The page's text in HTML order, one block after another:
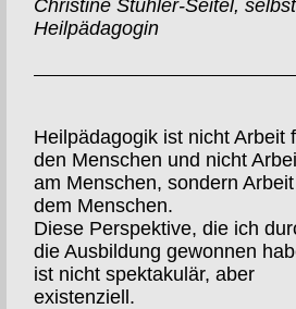
Christine Stuhler-Seitel,
Heilpädagogin
Heilpädagogik ist nicht Arbeit
den Menschen und nicht
am Menschen, sondern
dem Menschen.
Diese Perspektive, die ich
die Ausbildung gewonnen
ist nicht spektakulär, aber
existenziell.